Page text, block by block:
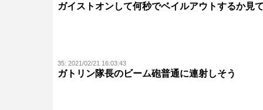
ガイストオンして何秒でベイルアウトするか見
35: 2021/02/21 16:03:43
ガトリン隊長のビーム砲普通に連射しそう